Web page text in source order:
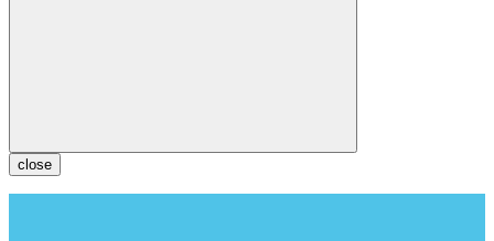
close